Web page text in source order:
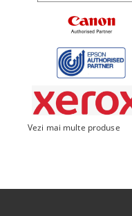
Vezi mai multe produse